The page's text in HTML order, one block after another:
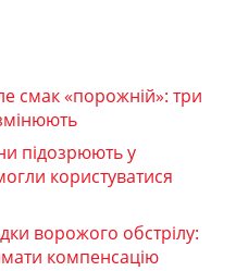
смак «порожній»: три
підозрюють у
користуватися
ворожого обстрілу:
компенсацію